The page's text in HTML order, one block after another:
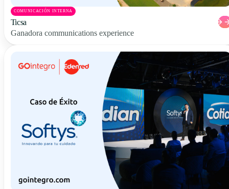
COMUNICACIÓN INTERNA
Ticsa
Ganadora communications experience